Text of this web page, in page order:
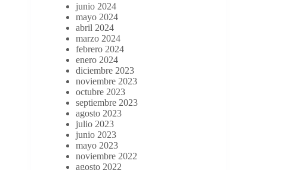
junio 2024
mayo 2024
abril 2024
marzo 2024
febrero 2024
enero 2024
diciembre 2023
noviembre 2023
octubre 2023
septiembre 2023
agosto 2023
julio 2023
junio 2023
mayo 2023
noviembre 2022
agosto 2022